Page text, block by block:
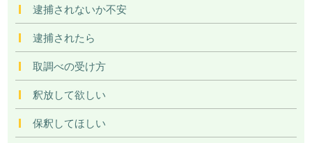
逮捕されないか不安
逮捕されたら
取調べの受け方
釈放して欲しい
保釈してほしい